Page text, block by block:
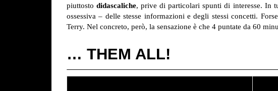
piuttostodidascaliche, prive di particolari spunti di interesse. In
ossessiva – delle stesse informazioni e degli stessi concetti.
Terry. Nel concreto, però, la sensazione è che 4 puntate da 60
… THEM ALL!